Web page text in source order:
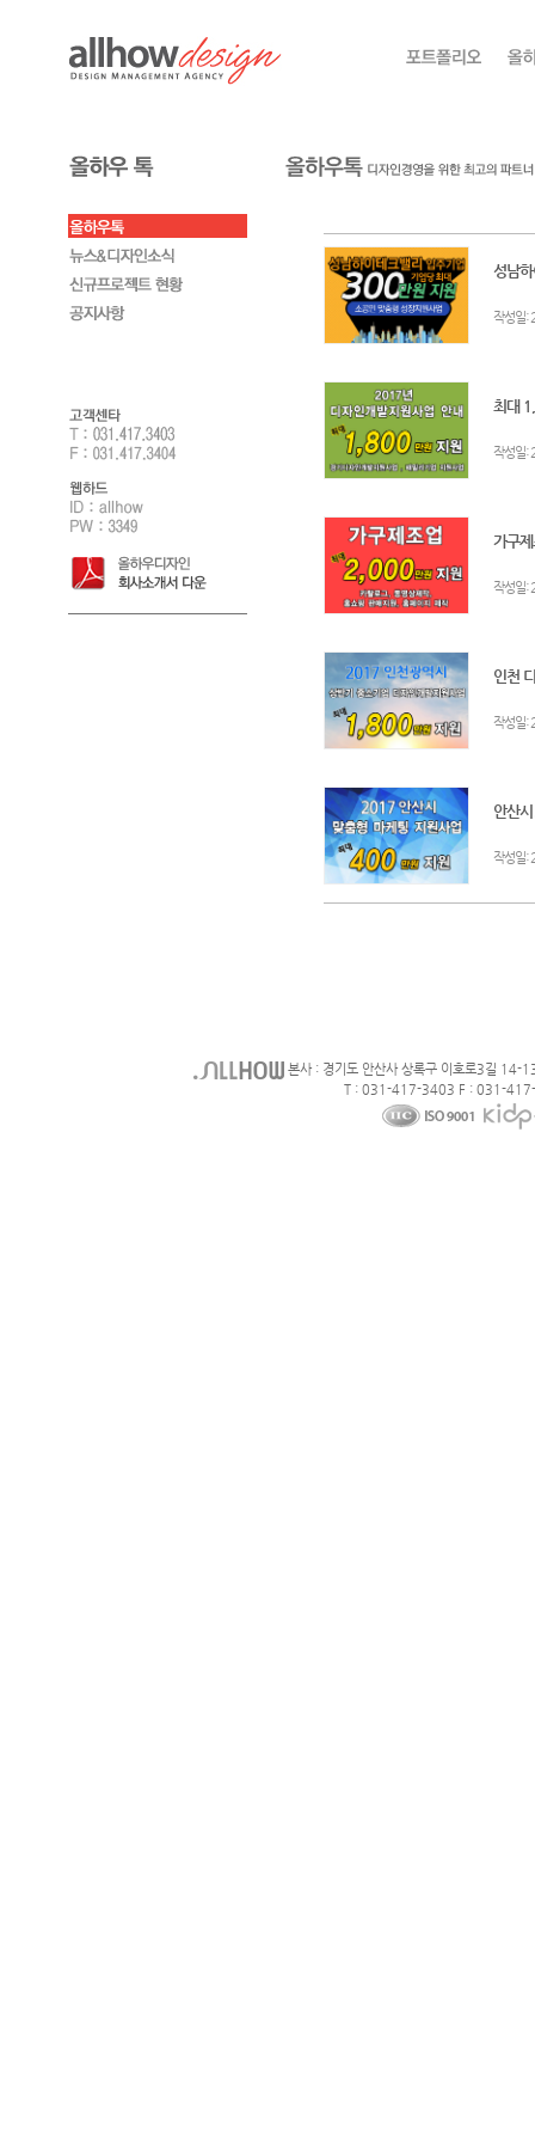
성남
작성일
최대
작성일
가구
작성일
인천
작성일
안산
작성일
본사 : 경기도 안산사 상록구 이호로3길 14-
T : 031-417-3403 F : 031-